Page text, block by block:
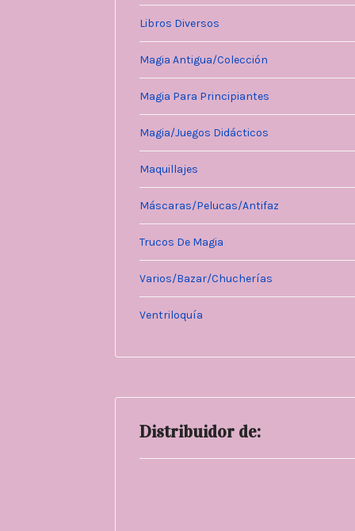
Libros Diversos
Magia Antigua/Colección
Magia Para Principiantes
Magia/Juegos Didácticos
Maquillajes
Máscaras/Pelucas/Antifaz
Trucos De Magia
Varios/Bazar/Chucherías
Ventriloquía
Distribuidor de: